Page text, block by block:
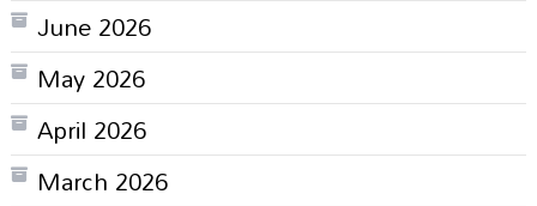
June 2026
May 2026
April 2026
March 2026